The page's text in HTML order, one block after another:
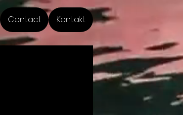
Contact Kontakt